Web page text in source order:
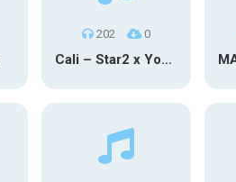
202 0
Cali – Star2 x Young Henny